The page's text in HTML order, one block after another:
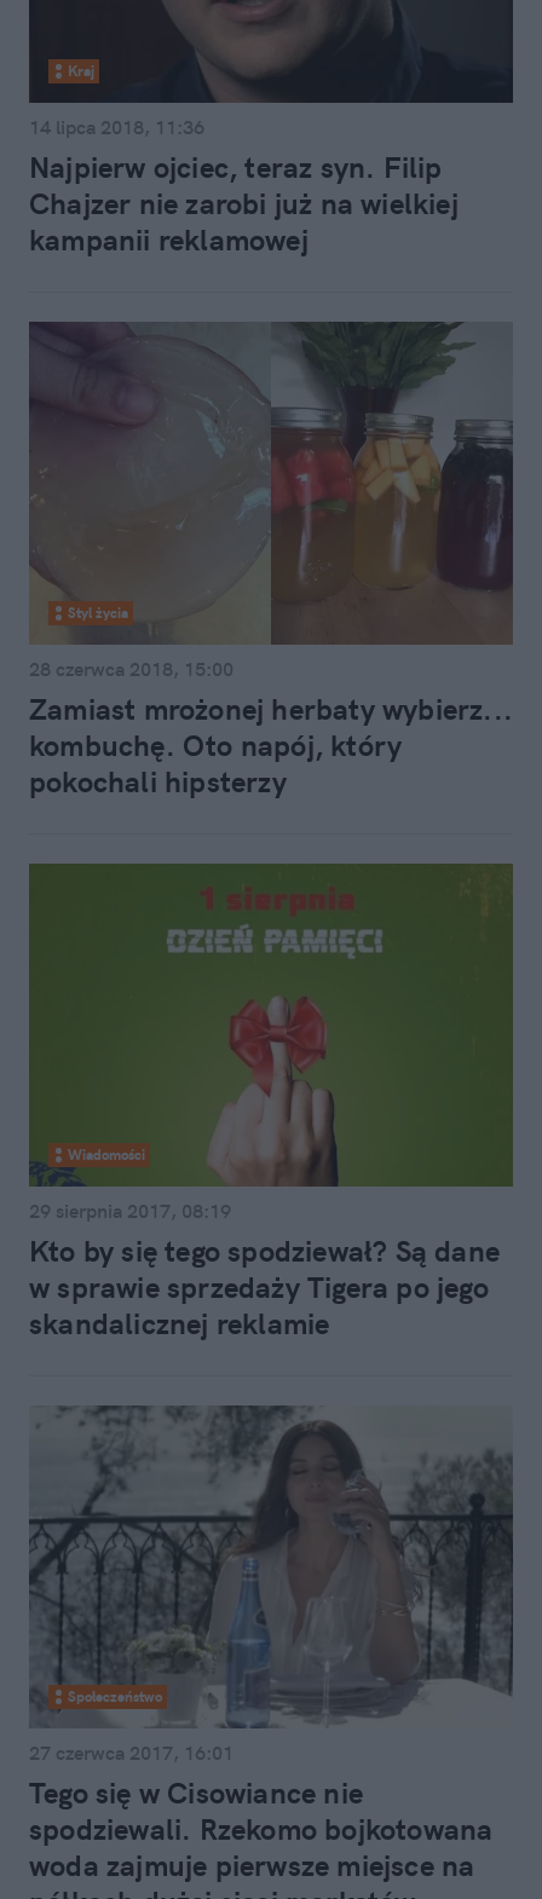
Kraj
14 lipca 2018, 11:36
Najpierw ojciec, teraz syn. Filip
Chajzer nie zarobi już na wielkiej
kampanii reklamowej
Styl życia
28 czerwca 2018, 15:00
Zamiast mrożonej herbaty wybierz...
kombuchę. Oto napój, który
pokochali hipsterzy
Wiadomości
29 sierpnia 2017, 08:19
Kto by się tego spodziewał? Są dane
w sprawie sprzedaży Tigera po jego
skandalicznej reklamie
Społeczeństwo
27 czerwca 2017, 16:01
Tego się w Cisowiance nie
spodziewali. Rzekomo bojkotowana
woda zajmuje pierwsze miejsce na